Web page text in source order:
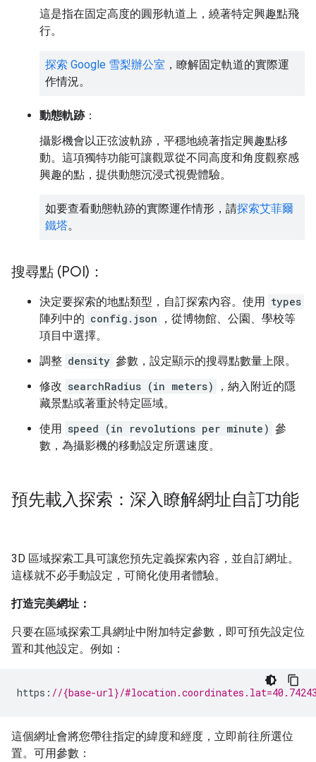
這是指在固定高度的圓形軌道上，繞著特定興趣點飛
行。
探索 Google 雪梨辦公室 ，瞭解固定軌道的實際運
作情況。
動態軌跡：
攝影機會以正弦波軌跡，平穩地繞著指定興趣點移
動。這項獨特功能可讓觀眾從不同高度和角度觀察感
興趣的點，提供動態沉浸式視覺體驗。
如要查看動態軌跡的實際運作情形，請探索艾菲爾
鐵塔。
搜尋點 (POI)：
決定要探索的地點類型，自訂探索內容。使用 types
陣列中的 config.json
，從博物館、公園、學校等
項目中選擇。
調整 density 參數，設定顯示的搜尋點數量上限。
修改 searchRadius (in meters)
，納入附近的隱
藏景點或著重於特定區域。
使用 speed (in revolutions per minute) 參
數，為攝影機的移動設定所選速度。
預先載入探索：深入瞭解網址自訂功能
3D 區域探索工具可讓您預先定義探索內容，並自訂網址。
這樣就不必手動設定，可簡化使用者體驗。
打造完美網址：
只要在區域探索工具網址中附加特定參數，即可預先設定位
置和其他設定。例如：
https : //{base-url}/
這個網址會將您帶往指定的緯度和經度，立即前往所選位
置。可用參數：